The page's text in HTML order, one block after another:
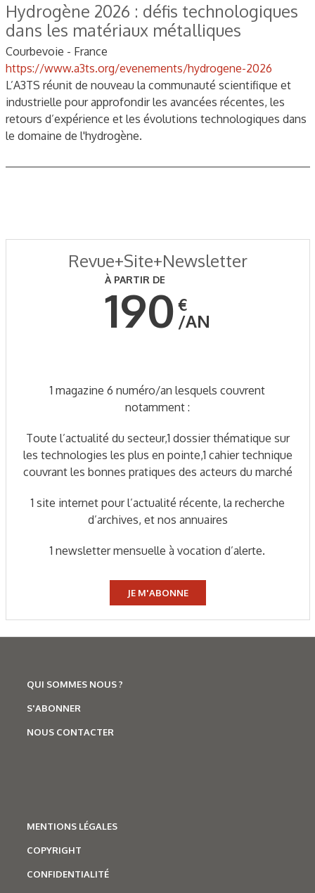
Hydrogène 2026 : défis technologiques
dans les matériaux métalliques
Courbevoie - France
https://www.a3ts.org/evenements/hydrogene-2026
L’A3TS réunit de nouveau la communauté scientifique et
industrielle pour approfondir les avancées récentes, les
retours d’expérience et les évolutions technologiques dans
le domaine de l'hydrogène.
Revue+Site+Newsletter
À PARTIR DE
190€
AN
1 magazine 6 numéro/an lesquels couvrent
notamment :
Toute l’actualité du secteur,1 dossier thématique sur
les technologies les plus en pointe,1 cahier technique
couvrant les bonnes pratiques des acteurs du marché
1 site internet pour l’actualité récente, la recherche
d’archives, et nos annuaires
1 newsletter mensuelle à vocation d’alerte.
JE M'ABONNE
QUI SOMMES NOUS ?
S'ABONNER
NOUS CONTACTER
MENTIONS LÉGALES
COPYRIGHT
CONFIDENTIALITÉ